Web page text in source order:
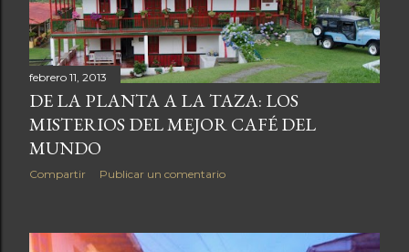
febrero 11, 2013
DE LA PLANTA A LA TAZA: LOS
MISTERIOS DEL MEJOR CAFÉ DEL
MUNDO
Compartir Publicar un comentario